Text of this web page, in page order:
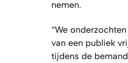
nemen.
“We
van een publiek
tijdens de